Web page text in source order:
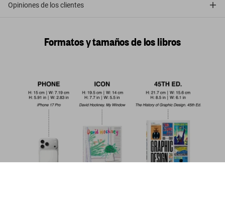
Opiniones de los clientes
Formatos y tamaños de los libros